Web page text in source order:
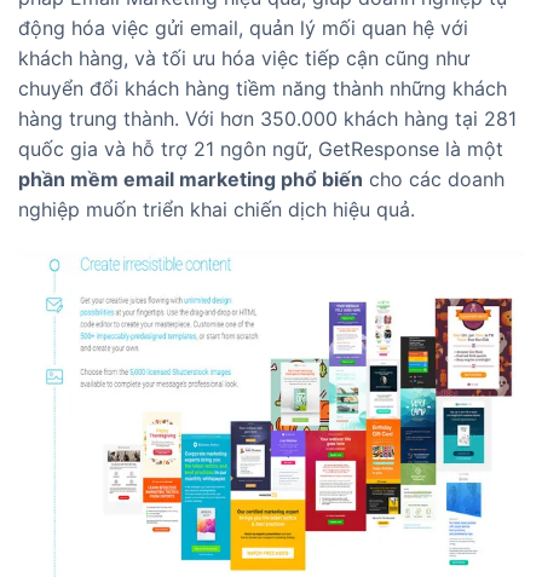
động hóa việc gửi email, quản lý mối quan hệ với
khách hàng, và tối ưu hóa việc tiếp cận cũng như
chuyển đổi khách hàng tiềm năng thành những khách
hàng trung thành. Với hơn 350.000 khách hàng tại 281
quốc gia và hỗ trợ 21 ngôn ngữ, GetResponse là một
phần mềm email marketing phổ biến cho các doanh
nghiệp muốn triển khai chiến dịch hiệu quả.